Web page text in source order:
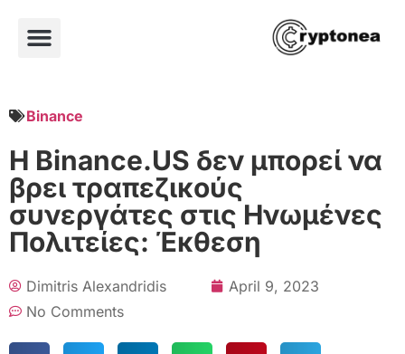
Binance
Η Binance.US δεν μπορεί να
βρει τραπεζικούς
συνεργάτες στις Ηνωμένες
Πολιτείες: Έκθεση
Dimitris Alexandridis
April 9, 2023
No Comments